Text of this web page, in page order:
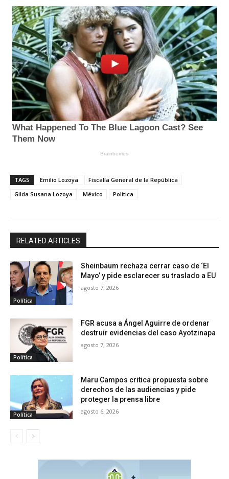
TAGS Emilio Lozoya
Fiscalía General de la República
Gilda Susana Lozoya
México Política
RELATED ARTICLES
Política
Sheinbaum rechaza cerrar caso de ‘El
Mayo’ y pide esclarecer su traslado a EU
agosto 7, 2026
Política
FGR acusa a Ángel Aguirre de ordenar
destruir evidencias del caso Ayotzinapa
agosto 7, 2026
Política
Maru Campos critica propuesta sobre
derechos de las audiencias y pide
proteger la prensa libre
agosto 6, 2026